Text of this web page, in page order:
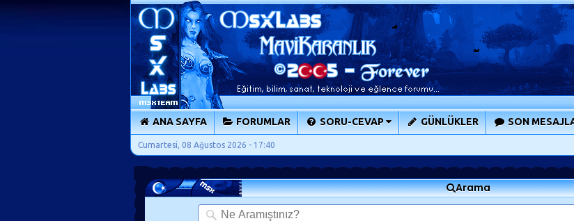
ANA SAYFA FORUMLAR SORU-CEVAP GÜNLÜKLER SON
Cumartesi, 08 Ağustos 2026 - 17:40
Arama